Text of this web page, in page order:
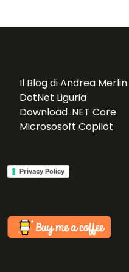
Dev
elo
pm
Il Blog di Andrea Merlin
DotNet Liguria
Download .NET Core
Micrososoft Copilot
Privacy Policy